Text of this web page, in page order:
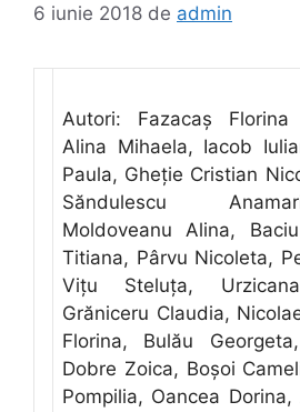
6 iunie 2018 de admin
Autori: Fazacaş Florina
Alina Mihaela, Iacob
Paula, Gheţie Cristian
Săndulescu
Moldoveanu Alina,
Titiana, Pârvu Nicoleta,
Viţu Steluţa,
Grăniceru Claudia,
Florina, Bulău
Dobre Zoica, Boşoi
Pompilia, Oancea